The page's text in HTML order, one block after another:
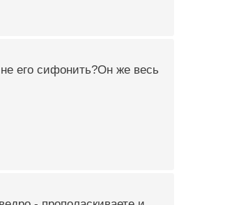
его сифонить?Он же весь